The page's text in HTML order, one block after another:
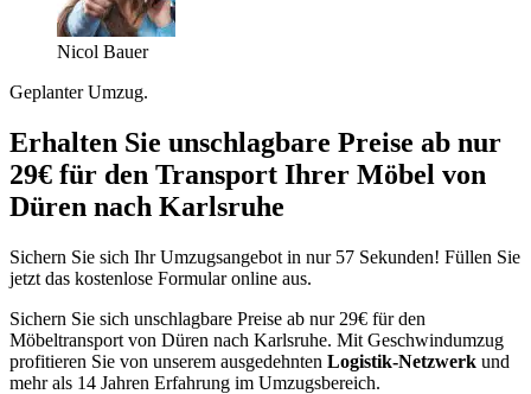
Nicol Bauer
Geplanter Umzug.
Erhalten Sie unschlagbare Preise ab nur
29€ für den Transport Ihrer Möbel von
Düren nach Karlsruhe
Sichern Sie sich Ihr Umzugsangebot in nur 57 Sekunden! Füllen Sie
jetzt das kostenlose Formular online aus.
Sichern Sie sich unschlagbare Preise ab nur 29€ für den
Möbeltransport von Düren nach Karlsruhe. Mit Geschwindumzug
profitieren Sie von unserem ausgedehnten Logistik-Netzwerk und
mehr als 14 Jahren Erfahrung im Umzugsbereich.